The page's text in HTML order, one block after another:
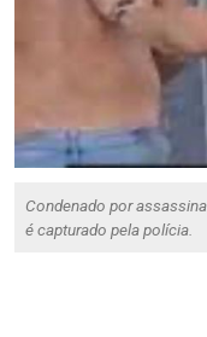
Condenado por
é capturado pela polícia.